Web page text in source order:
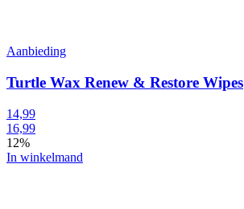
Aanbieding
Turtle Wax Renew & Restore Wipes
14,99
16,99
12%
In winkelmand